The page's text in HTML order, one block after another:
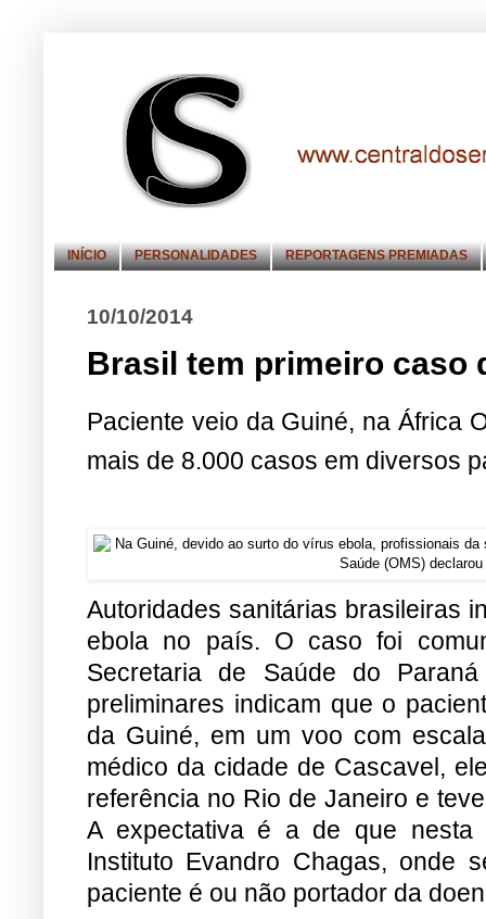
INÍCIO PERSONALIDADES REPORTAGENS PREMIADAS
10/10/2014
Brasil tem primeiro caso
Paciente veio da Guiné, na África
mais de 8.000 casos em diversos
Autoridades sanitárias brasileiras
ebola no país. O caso foi
Secretaria de Saúde do
preliminares indicam que o
da Guiné, em um voo com
médico da cidade de Cascavel,
referência no Rio de Janeiro e
A expectativa é a de que nesta
Instituto Evandro Chagas, onde
paciente é ou não portador da